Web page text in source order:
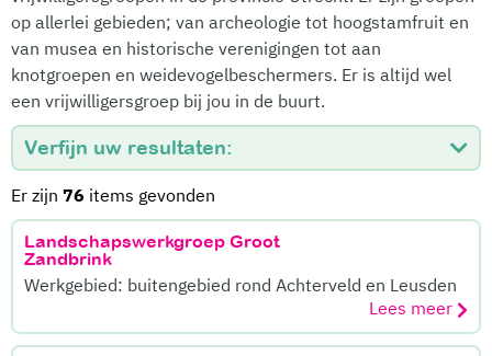
op allerlei gebieden; van archeologie tot hoogstamfruit en
van musea en historische verenigingen tot aan
knotgroepen en weidevogelbeschermers. Er is altijd wel
een vrijwilligersgroep bij jou in de buurt.
Verfijn uw resultaten:
Er zijn 76 items gevonden
Landschapswerkgroep Groot
Zandbrink
Werkgebied: buitengebied rond Achterveld en Leusden
Lees meer